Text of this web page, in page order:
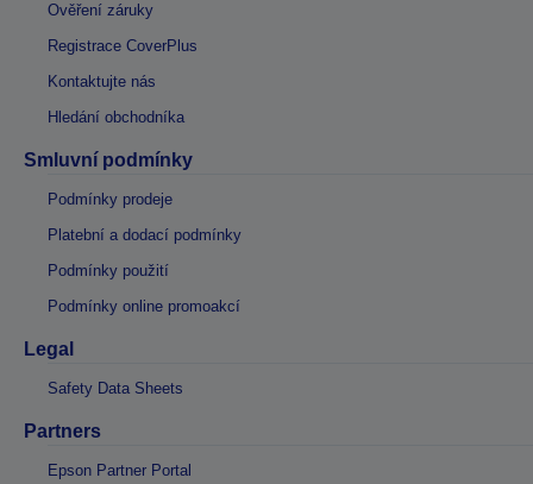
Ověření záruky
Registrace CoverPlus
Kontaktujte nás
Hledání obchodníka
Smluvní podmínky
Podmínky prodeje
Platební a dodací podmínky
Podmínky použití
Podmínky online promoakcí
Legal
Safety Data Sheets
Partners
Epson Partner Portal